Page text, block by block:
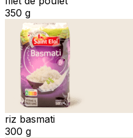
350 g
riz basmati
300 g